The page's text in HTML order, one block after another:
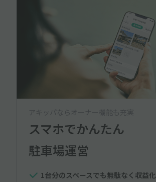
アキッパならオーナー機能も充実
スマホでかんたん
駐車場運営
1台分のスペースでも無駄なく収益化